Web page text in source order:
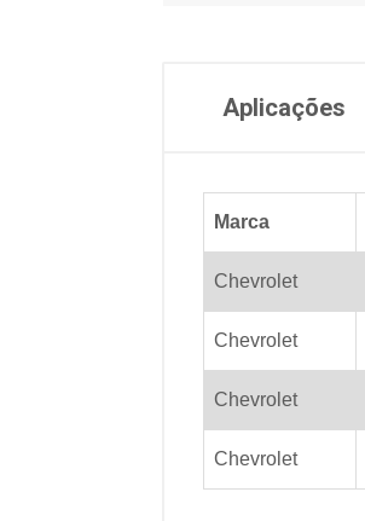
Aplicações
Marca
Chevrolet
Chevrolet
Chevrolet
Chevrolet